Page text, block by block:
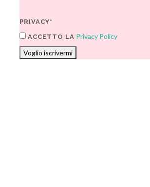
PRIVACY*
ACCETTO LA Privacy Policy
Voglio iscrivermi